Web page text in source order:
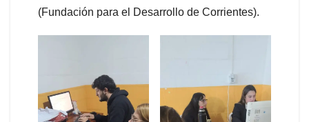
(Fundación para el Desarrollo de Corrientes).